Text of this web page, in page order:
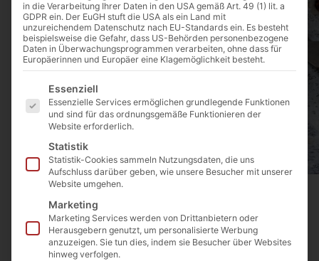
Mikadokuchen 850g. (direkt aus Armenien)
Art. Nr.: TO-04 Kategorie Armenisches Brot/Kuchen
15,99€ inkl. MwSt.
Enthält 7% MwSt. 7 % DE
(18,81€/ 1 kg)
zzgl.Versand
Nicht vorrätig
In die Wunschliste
in die Verarbeitung Ihrer Daten in den USA gemäß Art. 49 (1) lit. a
GDPR ein. Der EuGH stuft die USA als ein Land mit
unzureichendem Datenschutz nach EU-Standards ein. Es besteht
beispielsweise die Gefahr, dass US-Behörden personenbezogene
Daten in Überwachungsprogrammen verarbeiten, ohne dass für
Europäerinnen und Europäer eine Klagemöglichkeit besteht.
Es folgt eine Liste der Service-Gruppen, für die eine
Essenziell
Essenzielle Services ermöglichen grundlegende Funktionen
und sind für das ordnungsgemäße Funktionieren der
Website erforderlich.
Statistik
Statistik-Cookies sammeln Nutzungsdaten, die uns
Aufschluss darüber geben, wie unsere Besucher mit unserer
Website umgehen.
Marketing
Marketing Services werden von Drittanbietern oder
Herausgebern genutzt, um personalisierte Werbung
anzuzeigen. Sie tun dies, indem sie Besucher über Websites
hinweg verfolgen.